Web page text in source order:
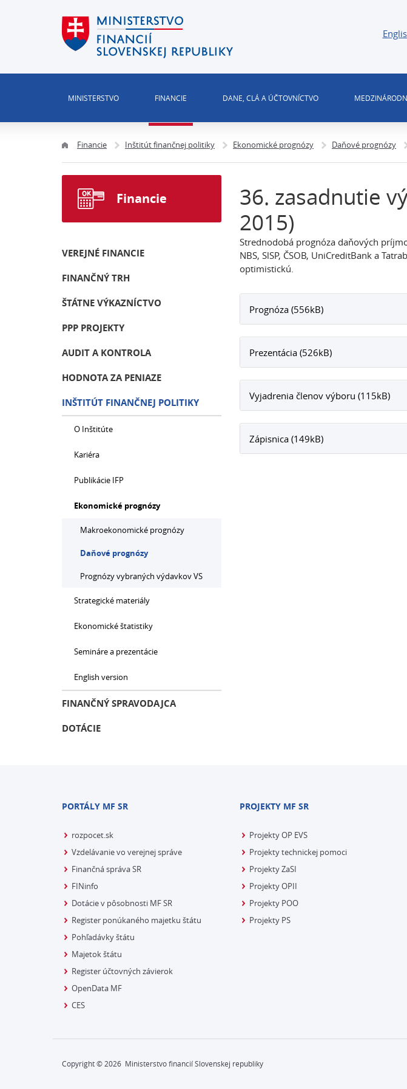
MINISTERSTVO FINANCIE DANE, CLÁ A ÚČTOVNÍCTVO
Financie Inštitút finančnej politiky Ekonomické prognózy Daňové prognózy
36. zasadnutie
2015)
Strednodobá prognóza daňových
NBS, SlSP, ČSOB, UniCreditBank a
optimistickú.
Prognóza (556kB)
Prezentácia (526kB)
Vyjadrenia členov výboru (115kB)
Zápisnica (149kB)
Financie
VEREJNÉ FINANCIE
FINANČNÝ TRH
ŠTÁTNE VÝKAZNÍCTVO
PPP PROJEKTY
AUDIT A KONTROLA
HODNOTA ZA PENIAZE
INŠTITÚT FINANČNEJ POLITIKY
O Inštitúte
Kariéra
Publikácie IFP
Ekonomické prognózy
Makroekonomické prognózy
Daňové prognózy
Prognózy vybraných výdavkov VS
Strategické materiály
Ekonomické štatistiky
Semináre a prezentácie
English version
FINANČNÝ SPRAVODAJCA
DOTÁCIE
PORTÁLY MF SR
rozpocet.sk
Vzdelávanie vo verejnej správe
Finančná správa SR
FINinfo
Dotácie v pôsobnosti MF SR
Register ponúkaného majetku štátu
Pohľadávky štátu
Majetok štátu
Register účtovných závierok
OpenData MF
CES
PROJEKTY MF SR
Projekty OP EVS
Projekty technickej pomoci
Projekty ZaSI
Projekty OPII
Projekty POO
Projekty PS
Copyright © 2026 Ministerstvo financií Slovenskej republiky